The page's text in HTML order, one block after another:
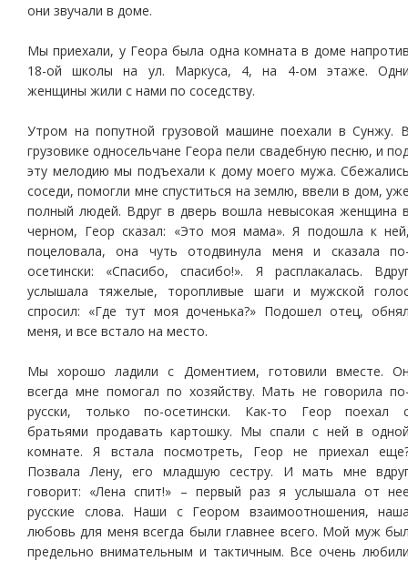
они звучали в доме.
Мы приехали, у Геора была одна комната в доме
18-ой школы на ул. Маркуса, 4, на 4-ом этаже.
женщины жили с нами по соседству.
Утром на попутной грузовой машине поехали в Сунжу.
грузовике односельчане Геора пели свадебную песню, и
эту мелодию мы подъехали к дому моего мужа.
соседи, помогли мне спуститься на землю, ввели в дом,
полный людей. Вдруг в дверь вошла невысокая женщина
черном, Геор сказал: «Это моя мама». Я подошла к
поцеловала, она чуть отодвинула меня и сказала
осетински: «Спасибо, спасибо!». Я расплакалась.
услышала тяжелые, торопливые шаги и мужской
спросил: «Где тут моя доченька?» Подошел отец,
меня, и все встало на место.
Мы хорошо ладили с Доментием, готовили вместе.
всегда мне помогал по хозяйству. Мать не говорила
русски, только по-осетински. Как-то Геор поехал
братьями продавать картошку. Мы спали с ней в
комнате. Я встала посмотреть, Геор не приехал
Позвала Лену, его младшую сестру. И мать мне
говорит: «Лена спит!» – первый раз я услышала от
русские слова. Наши с Геором взаимоотношения,
любовь для меня всегда были главнее всего. Мой муж
предельно внимательным и тактичным. Все очень